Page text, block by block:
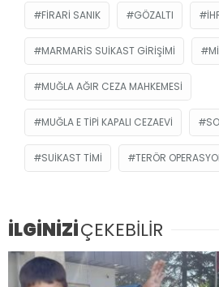
FIRARI SANIK GÖZALTI
MARMARIS SUIKAST GIRIŞIMI
MUĞLA AĞIR CEZA MAHKEMESI
MUĞLA E TIPI KAPALI CEZAEVI
SUIKAST TIMI TERÖR
İLGİNİZİÇEKEBİLİR